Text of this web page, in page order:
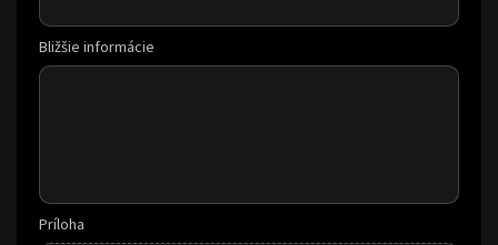
Bližšie informácie
Príloha